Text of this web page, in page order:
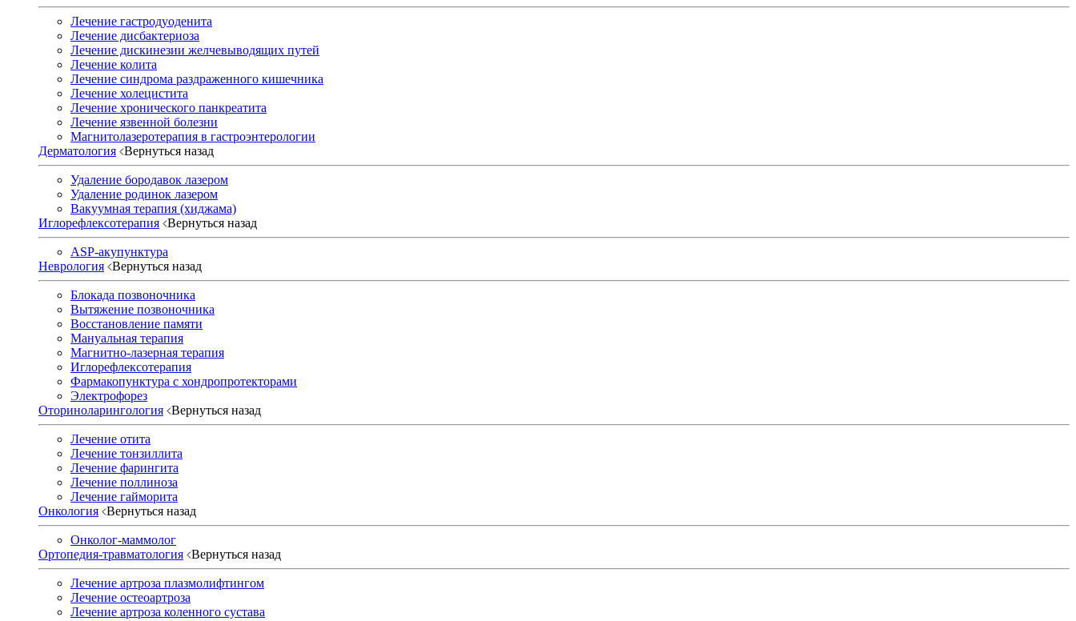
Лечение гастродуоденита
Лечение дисбактериоза
Лечение дискинезии желчевыводящих путей
Лечение колита
Лечение синдрома раздраженного кишечника
Лечение холецистита
Лечение хронического панкреатита
Лечение язвенной болезни
Магнитолазеротерапия в гастроэнтерологии
Дерматология Вернуться назад
Удаление бородавок лазером
Удаление родинок лазером
Вакуумная терапия (хиджама)
Иглорефлексотерапия Вернуться назад
ASP-акупунктура
Неврология Вернуться назад
Блокада позвоночника
Вытяжение позвоночника
Восстановление памяти
Мануальная терапия
Магнитно-лазерная терапия
Иглорефлексотерапия
Фармакопунктура с хондропротекторами
Электрофорез
Оториноларингология Вернуться назад
Лечение отита
Лечение тонзиллита
Лечение фарингита
Лечение поллиноза
Лечение гайморита
Онкология Вернуться назад
Онколог-маммолог
Ортопедия-травматология Вернуться назад
Лечение артроза плазмолифтингом
Лечение остеоартроза
Лечение артроза коленного сустава